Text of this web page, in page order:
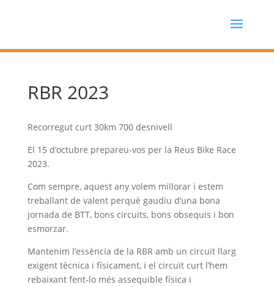
RBR 2023
Recorregut curt 30km 700 desnivell
El 15 d’octubre prepareu-vos per la Reus Bike Race
2023.
Com sempre, aquest any volem millorar i estem
treballant de valent perquè gaudiu d’una bona
jornada de BTT, bons circuits, bons obsequis i bon
esmorzar.
Mantenim l’essència de la RBR amb un circuït llarg
exigent tècnica i físicament, i el circuït curt l’hem
rebaixant fent-lo més assequible física i